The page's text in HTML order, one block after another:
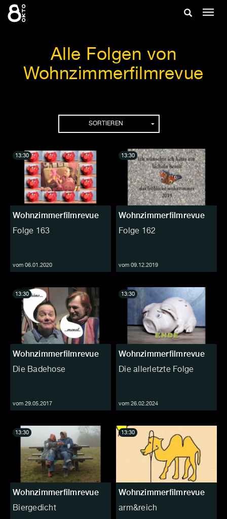
Zum
Inhalt
Suche
Alle Folgen von
Wohnzimmerfilmrevue
SORTIEREN
Wohnzimmerfilmrevue
Folge 163
vom 06.01.2020
13:30
Wohnzimmerfilmrevue
Folge 162
vom 09.12.2019
13:30
Wohnzimmerfilmrevue
Die Badehose
vom 29.05.2017
13:30
Wohnzimmerfilmrevue
Die allerletzte Folge
vom 26.02.2024
13:30
Wohnzimmerfilmrevue
Biergedicht
13:30
Wohnzimmerfilmrevue
arm&reich
13:30